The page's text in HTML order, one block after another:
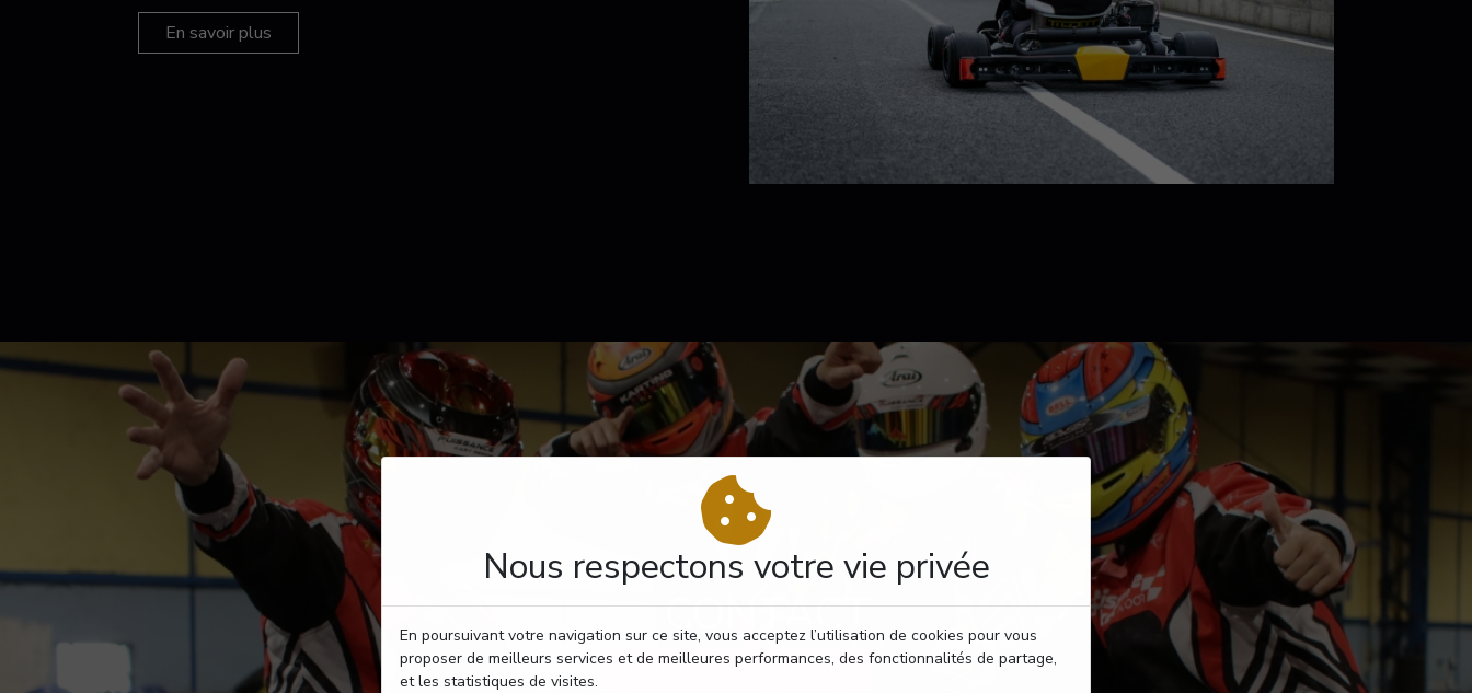
Nous respectons votre vie privée
En poursuivant votre navigation sur ce site, vous acceptez l’utilisation de cookies pour vous
proposer de meilleurs services et de meilleures performances, des fonctionnalités de partage,
et les statistiques de visites.
En savoir plus
CONTACT
RÉSERVEZ VOTRE PASSAGE